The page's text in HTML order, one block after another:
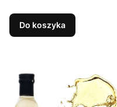
Do koszyka